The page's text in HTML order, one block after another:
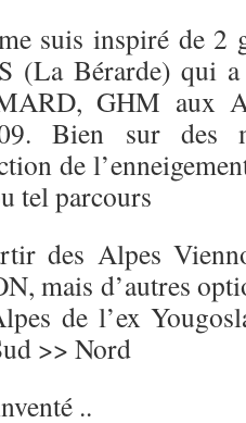
suis inspiré de
(La Bérarde) qui a
GHM aux
Bien sur des
de
tel parcours
des Alpes
mais d’autres
de l’ex
>> Nord
..